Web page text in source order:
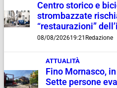
Centro storico e
strombazzate
“restaurazioni”
08/08/202619:21 Redazione
ATTUALITÀ
Fino Mornasco,
Sette persone